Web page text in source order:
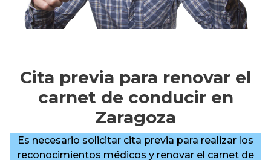
Cita previa para renovar el
carnet de conducir en
Zaragoza
Es necesario solicitar cita previa para realizar los
reconocimientos médicos y renovar el carnet de